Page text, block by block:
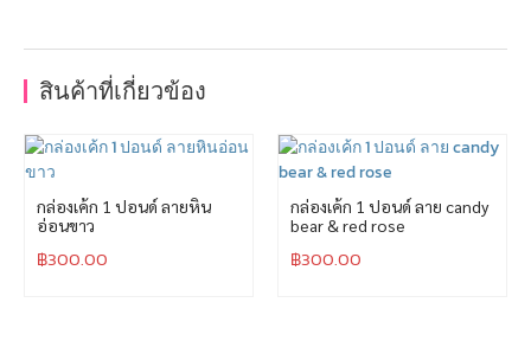
สินค้าที่เกี่ยวข้อง
กล่องเค้ก 1 ปอนด์ ลายหิน
อ่อนขาว
฿300.00
กล่องเค้ก 1 ปอนด์ ลาย candy
bear & red rose
฿300.00